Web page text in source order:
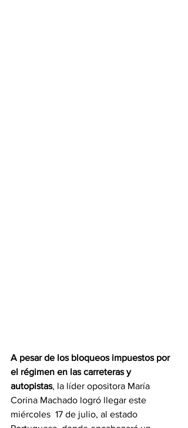
A pesar de los bloqueos impuestos por
el régimen en las carreteras y
autopistas, la líder opositora María
Corina Machado logró llegar este
miércoles  17 de julio, al estado